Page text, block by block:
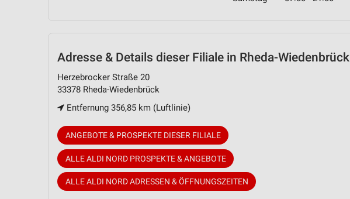
Adresse & Details dieser Filiale in Rheda-Wiedenbrück
Herzebrocker Straße 20
33378 Rheda-Wiedenbrück
Entfernung 356,85 km (Luftlinie)
ANGEBOTE & PROSPEKTE DIESER FILIALE
ALLE ALDI NORD PROSPEKTE & ANGEBOTE
ALLE ALDI NORD ADRESSEN & ÖFFNUNGSZEITEN